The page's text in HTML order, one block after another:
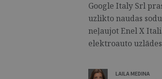
Google Italy Srl
uzlikto naudas
neļaujot Enel X
elektroauto
LAILA MEDINA